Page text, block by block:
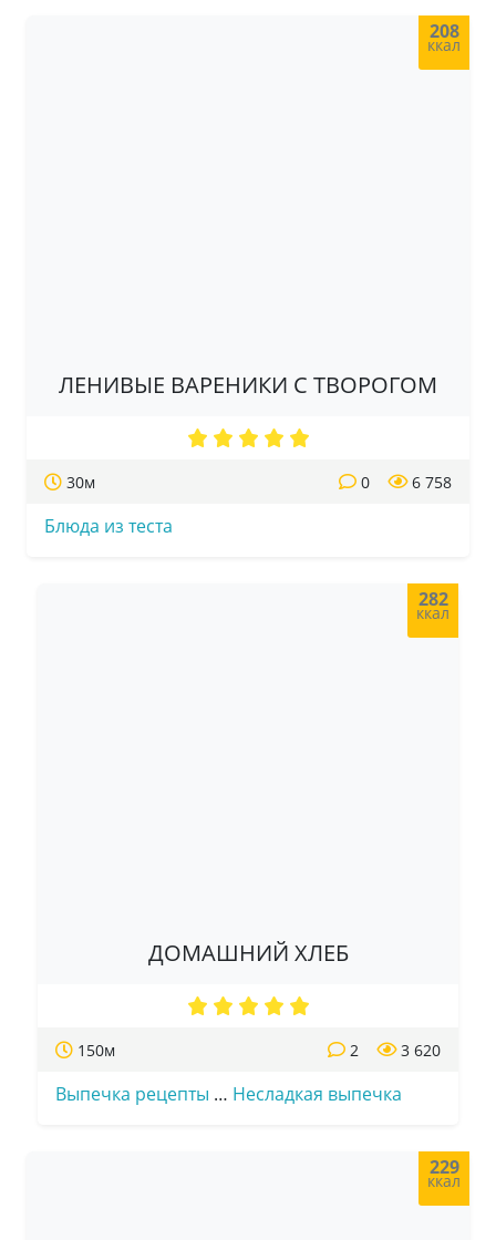
208
ккал
ЛЕНИВЫЕ ВАРЕНИКИ С ТВОРОГОМ
30м 6 758
0
Блюда из теста
282
ккал
ДОМАШНИЙ ХЛЕБ
150м 3 620
2
Выпечка рецепты … Несладкая выпечка
229
ккал